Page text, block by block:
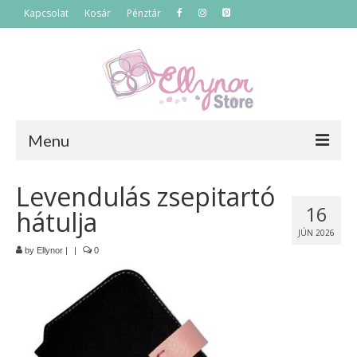
Kapcsolat Kosár Pénztár
Menu
Termékek
Szettek
Akciós termékek
Táskák
16
JÚN 2026
Levendulás zsepitartó
hátulja
by Ellynor | | 0